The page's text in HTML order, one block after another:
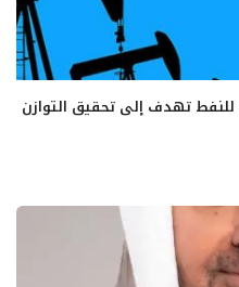
تهدف إلى تحقيق التوازن